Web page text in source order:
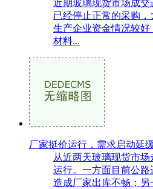
近期玻璃现货市场成
已经停止正常的采购
生产企业资金情况较
材料...
厂家挺价运行，需求启动延缓
从近两天玻璃现货市
运行。一方面目前公路
造成厂家出库不畅；